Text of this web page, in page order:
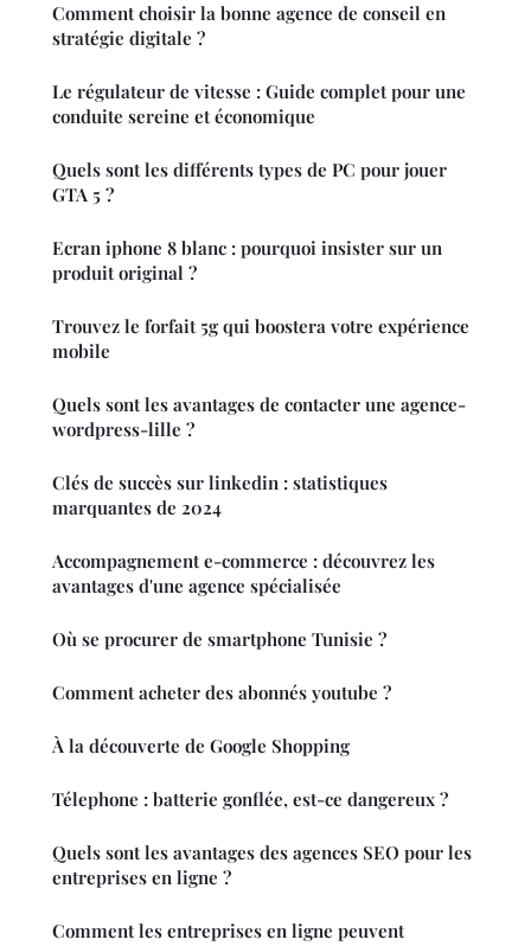
Comment choisir la bonne agence de conseil en
stratégie digitale ?
Le régulateur de vitesse : Guide complet pour une
conduite sereine et économique
Quels sont les différents types de PC pour jouer
GTA 5 ?
Ecran iphone 8 blanc : pourquoi insister sur un
produit original ?
Trouvez le forfait 5g qui boostera votre expérience
mobile
Quels sont les avantages de contacter une agence-
wordpress-lille ?
Clés de succès sur linkedin : statistiques
marquantes de 2024
Accompagnement e-commerce : découvrez les
avantages d'une agence spécialisée
Où se procurer de smartphone Tunisie ?
Comment acheter des abonnés youtube ?
À la découverte de Google Shopping
Télephone : batterie gonflée, est-ce dangereux ?
Quels sont les avantages des agences SEO pour les
entreprises en ligne ?
Comment les entreprises en ligne peuvent